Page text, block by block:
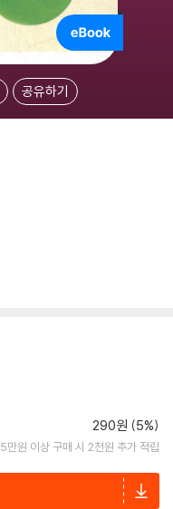
공유하기
290원 (5%)
5만원 이상 구매 시 2천원 추가 적립